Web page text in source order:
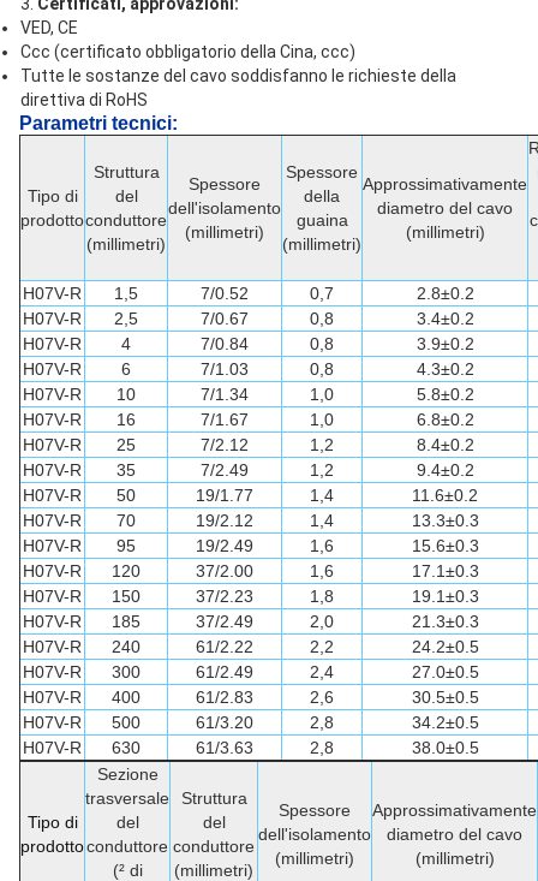
VED, CE
Ccc (certificato obbligatorio della Cina, ccc)
Tutte le sostanze del cavo soddisfanno le richieste della
direttiva di RoHS
Parametri tecnici:
Tipo di
prodotto
Struttura
del
conduttore
(millimetri)
Spessore
dell'isolamento
(millimetri)
Spessore
della
guaina
(millimetri)
Approssimativamente
diametro del cavo
(millimetri)
H07V-R 1,5 7/0.52 0,7
2.8±0.2
H07V-R
2,5 7/0.67 0,8
3.4±0.2
H07V-R
4 7/0.84 0,8
3.9±0.2
H07V-R
6 7/1.03 0,8
4.3±0.2
H07V-R
10 7/1.34 1,0
5.8±0.2
H07V-R
16 7/1.67 1,0
6.8±0.2
H07V-R
25 7/2.12 1,2
8.4±0.2
H07V-R
35 7/2.49 1,2
9.4±0.2
H07V-R
50 19/1.77 1,4
11.6±0.2
H07V-R
70 19/2.12 1,4
13.3±0.3
H07V-R
95 19/2.49 1,6
15.6±0.3
H07V-R
120 37/2.00 1,6
17.1±0.3
H07V-R
150 37/2.23 1,8
19.1±0.3
H07V-R
185 37/2.49 2,0
21.3±0.3
H07V-R
240 61/2.22 2,2
24.2±0.5
H07V-R
300 61/2.49 2,4
27.0±0.5
H07V-R
400 61/2.83 2,6
30.5±0.5
H07V-R
500 61/3.20 2,8
34.2±0.5
H07V-R
630 61/3.63 2,8 38.0±0.5
Tipo di
prodotto
Sezione
trasversale
del
conduttore
(² di
Struttura
del
conduttore
(millimetri)
Spessore
dell'isolamento
(millimetri)
Approssimativamente
diametro del cavo
(millimetri)